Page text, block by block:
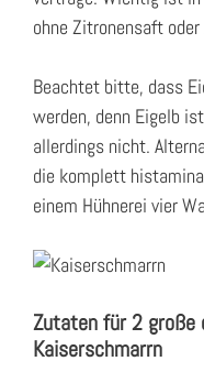
ohne Zitronensaft
Beachtet bitte, dass
werden, denn Eigelb
allerdings nicht.
die komplett
einem Hühnerei vier
Zutaten für 2 große
Kaiserschmarrn